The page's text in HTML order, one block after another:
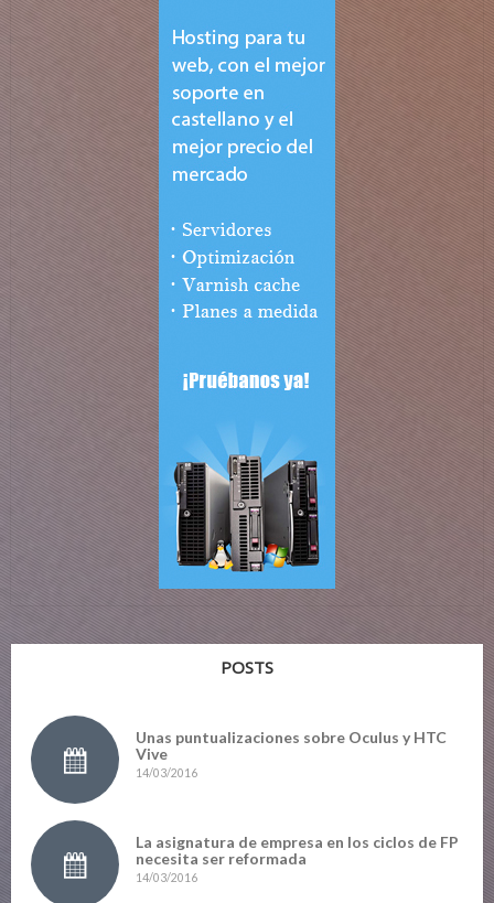
POSTS
Unas puntualizaciones sobre Oculus y HTC
Vive
14/03/2016
La asignatura de empresa en los ciclos de FP
necesita ser reformada
14/03/2016